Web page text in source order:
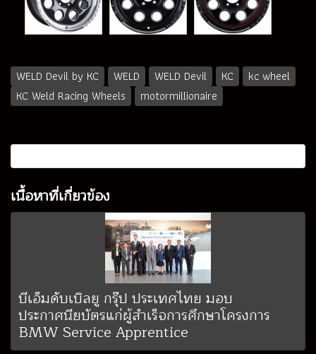
WELD Devil by KC WELD WELD Devil KC
kc wheel
KC Weld Racing Wheels
motormillionaire
เนื้อหาที่เกี่ยวข้อง
บีเอ็มดับเบิลยู กรุ๊ป ประเทศไทย มอบ
ประกาศนียบัตรแก่ผู้สำเร็จการศึกษาโครงการ
BMW Service Apprentice